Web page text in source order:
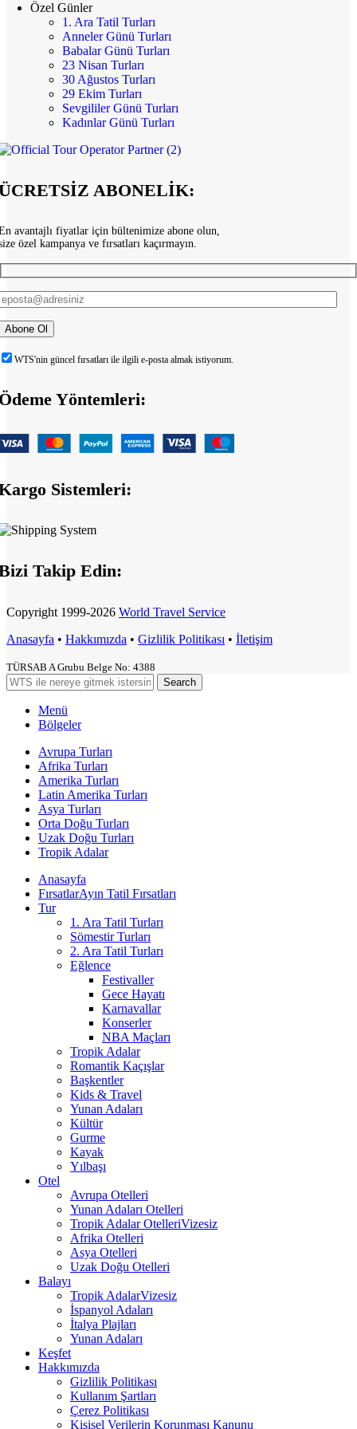
Özel Günler
1. Ara Tatil Turları
Anneler Günü Turları
Babalar Günü Turları
23 Nisan Turları
30 Ağustos Turları
29 Ekim Turları
Sevgililer Günü Turları
Kadınlar Günü Turları
ABONELİK:
avantajlı fiyatlar için bültenimize abone olun,
özel kampanya ve fırsatları kaçırmayın.
WTS'nin güncel fırsatları ile ilgili e-posta almak istiyorum.
Yöntemleri:
Sistemleri:
Takip Edin:
Copyright 1999-2026 World Travel Service
Anasayfa • Hakkımızda • Gizlilik Politikası • İletişim
TÜRSAB A Grubu Belge No: 4388
Search
Menü
Bölgeler
Avrupa Turları
Afrika Turları
Amerika Turları
Latin Amerika Turları
Asya Turları
Orta Doğu Turları
Uzak Doğu Turları
Tropik Adalar
Anasayfa
FırsatlarAyın Tatil Fırsatları
Tur
1. Ara Tatil Turları
Sömestir Turları
2. Ara Tatil Turları
Eğlence
Festivaller
Gece Hayatı
Karnavallar
Konserler
NBA Maçları
Tropik Adalar
Romantik Kaçışlar
Başkentler
Kids & Travel
Yunan Adaları
Kültür
Gurme
Kayak
Yılbaşı
Otel
Avrupa Otelleri
Yunan Adaları Otelleri
Tropik Adalar OtelleriVizesiz
Afrika Otelleri
Asya Otelleri
Uzak Doğu Otelleri
Balayı
Tropik AdalarVizesiz
İspanyol Adaları
İtalya Plajları
Yunan Adaları
Keşfet
Hakkımızda
Gizlilik Politikası
Kullanım Şartları
Çerez Politikası
Kişisel Verilerin Korunması Kanunu